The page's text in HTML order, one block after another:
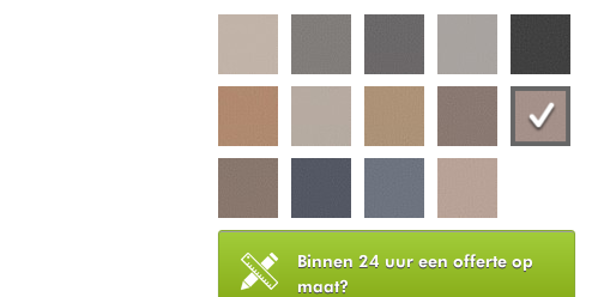
Binnen 24 uur een offerte op
maat?